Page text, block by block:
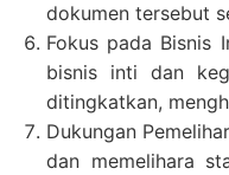
dokumen tersebut
Fokus pada Bisnis
bisnis inti dan
ditingkatkan,
Dukungan
dan memelihara